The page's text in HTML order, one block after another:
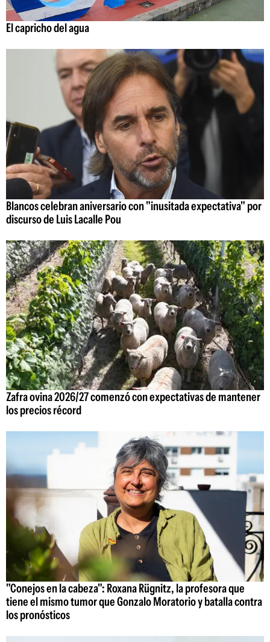
El capricho del agua
Blancos celebran aniversario con "inusitada expectativa" por
discurso de Luis Lacalle Pou
Zafra ovina 2026/27 comenzó con expectativas de mantener
los precios récord
"Conejos en la cabeza": Roxana Rügnitz, la profesora que
tiene el mismo tumor que Gonzalo Moratorio y batalla contra
los pronósticos